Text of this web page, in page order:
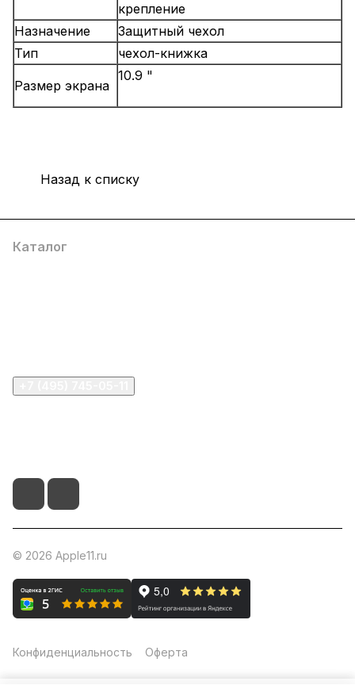
крепление
Назначение
Защитный чехол
Тип
чехол-книжка
Размер экрана
10.9 "
Назад к списку
Каталог
© 2026 Apple11.ru
Конфиденциальность Оферта